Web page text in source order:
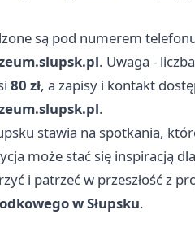
są pod numerem
. Uwaga -
80 zł, a zapisy i kontakt
.
stawia na spotkania,
może stać się inspiracją
i patrzeć w przeszłość z
w Słupsku.